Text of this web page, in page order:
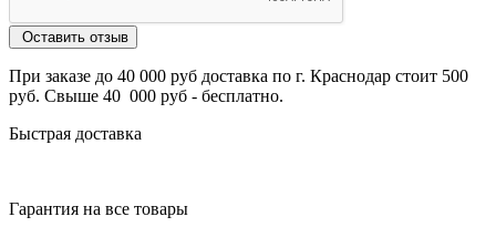
Оставить отзыв
При заказе до 40 000 руб доставка по г. Краснодар стоит 500
руб. Свыше 40 000 руб - бесплатно.
Быстрая доставка
Гарантия на все товары